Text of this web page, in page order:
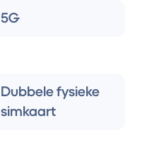
5G
Dubbele fysieke
simkaart